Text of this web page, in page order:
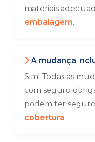
materiais
embalagem.
A mudança
Sim! Todas as
com seguro
podem ter
cobertura.